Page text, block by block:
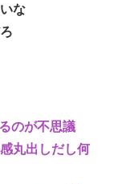
な
のが不思議
丸出しだし何